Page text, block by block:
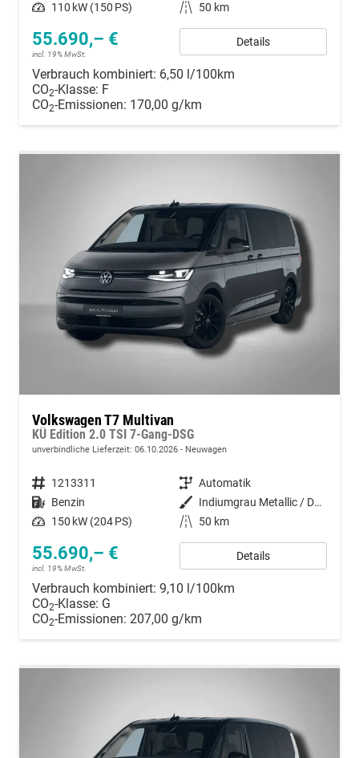
Leistung 110 kW (150 PS) Kilometerstand 50 km
55.690,– €
incl. 19% MwSt.
Details
Verbrauch kombiniert: 6,50 l/100km
CO2-Klasse: F
CO2-Emissionen: 170,00 g/km
Volkswagen T7 Multivan
KÜ Edition 2.0 TSI 7-Gang-DSG
unverbindliche Lieferzeit: 06.10.2026 Neuwagen
Fahrzeugnummer 1213311 Getriebe Automatik
Kraftstoff Benzin Außenfarbe
Indiumgrau Metallic / Dach Schwarz
Leistung 150 kW (204 PS) Kilometerstand 50 km
55.690,– €
incl. 19% MwSt.
Details
Verbrauch kombiniert: 9,10 l/100km
CO2-Klasse: G
CO2-Emissionen: 207,00 g/km